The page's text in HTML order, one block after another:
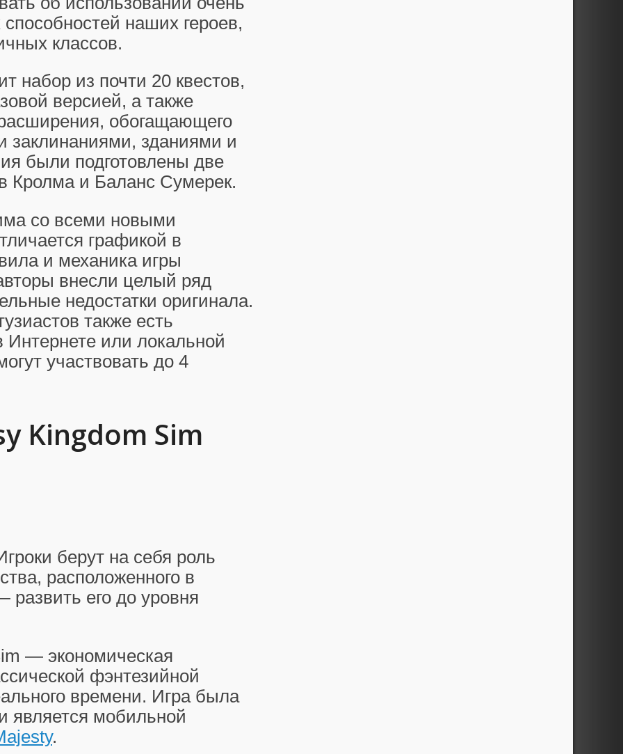
наших героев,
классов.
набор из почти 20 квестов,
версией, а также
обогащающего
зданиями и
были подготовлены две
Кролма и Баланс Сумерек.
со всеми новыми
графикой в
и механика игры
внесли целый ряд
недостатки оригинала.
также есть
или локальной
участвовать до 4
Kingdom Sim
берут на себя роль
расположенного в
его до уровня
— экономическая
фэнтезийной
времени. Игра была
является мобильной
.